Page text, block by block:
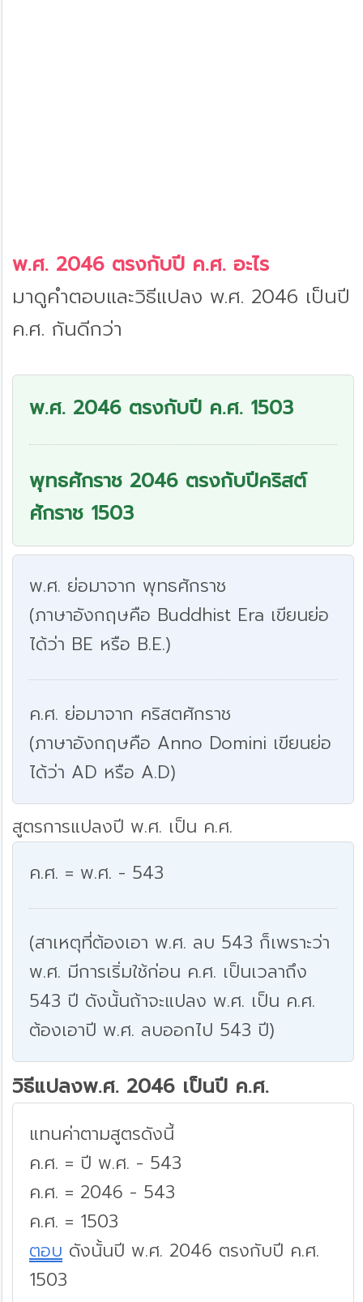
พ.ศ. 2046 ตรงกับปี ค.ศ. อะไร
มาดูคำตอบและวิธีแปลง พ.ศ. 2046 เป็นปี
ค.ศ. กันดีกว่า
พ.ศ. 2046 ตรงกับปี ค.ศ. 1503
พุทธศักราช 2046 ตรงกับปีคริสต์
ศักราช 1503
พ.ศ. ย่อมาจาก พุทธศักราช
(ภาษาอังกฤษคือ Buddhist Era เขียนย่อ
ได้ว่า BE หรือ B.E.)
ค.ศ. ย่อมาจาก คริสตศักราช
(ภาษาอังกฤษคือ Anno Domini เขียนย่อ
ได้ว่า AD หรือ A.D)
สูตรการแปลงปี พ.ศ. เป็น ค.ศ.
ค.ศ. = พ.ศ. - 543
(สาเหตุที่ต้องเอา พ.ศ. ลบ 543 ก็เพราะว่า
พ.ศ. มีการเริ่มใช้ก่อน ค.ศ. เป็นเวลาถึง
543 ปี ดังนั้นถ้าจะแปลง พ.ศ. เป็น ค.ศ.
ต้องเอาปี พ.ศ. ลบออกไป 543 ปี)
วิธีแปลงพ.ศ. 2046 เป็นปี ค.ศ.
แทนค่าตามสูตรดังนี้
ค.ศ. = ปี พ.ศ. - 543
ค.ศ. = 2046 - 543
ค.ศ. = 1503
ตอบ ดังนั้นปี พ.ศ. 2046 ตรงกับปี ค.ศ.
1503